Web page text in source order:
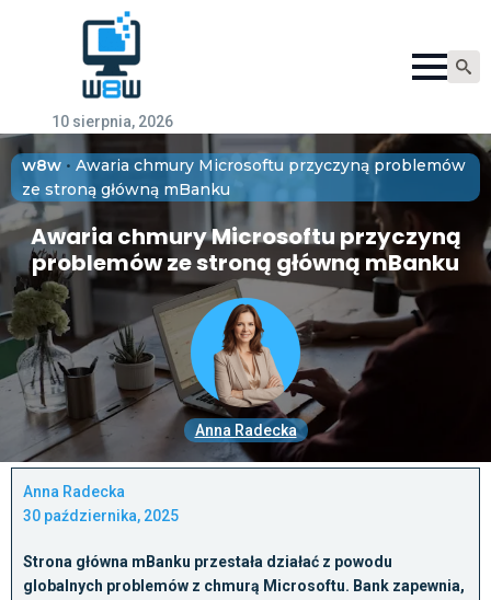
10 sierpnia, 2026
w8w • Awaria chmury Microsoftu przyczyną problemów
ze stroną główną mBanku
Awaria chmury Microsoftu przyczyną
problemów ze stroną główną mBanku
Anna Radecka
Anna Radecka
30 października, 2025
Strona główna mBanku przestała działać z powodu
globalnych problemów z chmurą Microsoftu. Bank zapewnia,